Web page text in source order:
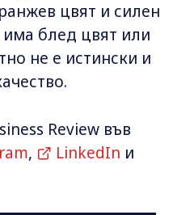
цвят и силен
блед цвят или
не е истински и
Review във
, LinkedIn и